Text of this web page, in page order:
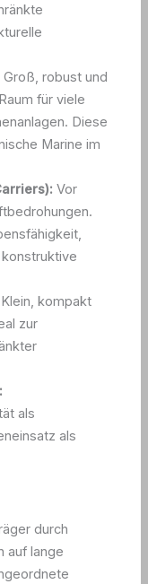
Groß, robust und
für viele
Diese
Marine im
Vor
Klein, kompakt
zur
als
als
durch
auf lange